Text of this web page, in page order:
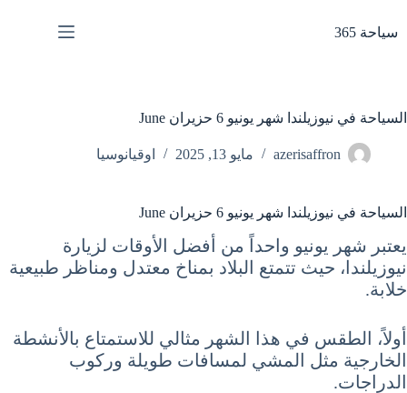
المحتوى
سياحة 365
السياحة في نيوزيلندا شهر يونيو 6 حزيران June
azerisaffron مايو 13, 2025 اوقيانوسيا
السياحة في نيوزيلندا شهر يونيو 6 حزيران June
يعتبر شهر يونيو واحداً من أفضل الأوقات لزيارة
نيوزيلندا، حيث تتمتع البلاد بمناخ معتدل ومناظر طبيعية
خلابة.
أولاً، الطقس في هذا الشهر مثالي للاستمتاع بالأنشطة
الخارجية مثل المشي لمسافات طويلة وركوب
الدراجات.